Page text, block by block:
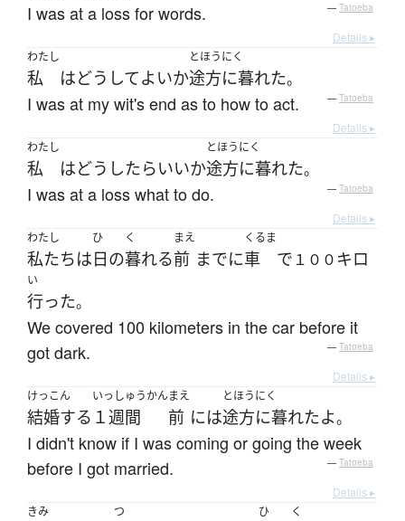
I was at a loss for words. — Tatoeba
Details ▸
わたし
私 はどうしてよいか
とほうにく
途方に暮れた。
I was at my wit's end as to how to act. — Tatoeba
Details ▸
わたし
私 はどうしたらいいか
とほうにく
途方に暮れた。
I was at a loss what to do. — Tatoeba
Details ▸
わたし
私たちは
ひ
日の
く
暮れる
まえ
前 までに
くるま
車 で １００ キロ
い
行った。
We covered 100 kilometers in the car before it
got dark.
— Tatoeba
Details ▸
けっこん
結婚する
いっしゅうかん
１週間
まえ
前 には
とほうにく
途方に暮れたよ。
I didn't know if I was coming or going the week
before I got married.
— Tatoeba
Details ▸
きみ
つ ひ く